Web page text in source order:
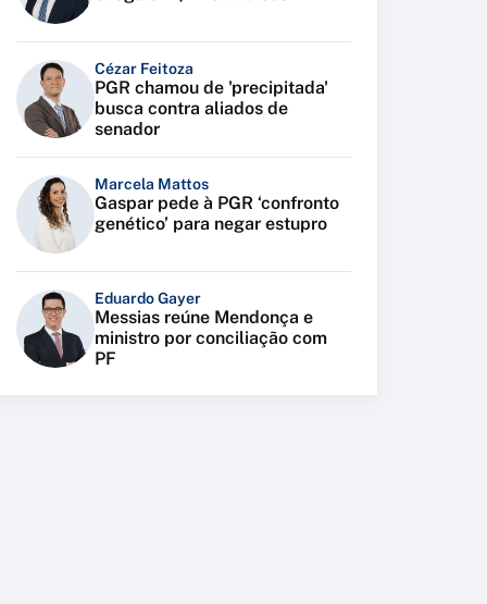
Cézar Feitoza
PGR chamou de 'precipitada'
busca contra aliados de
senador
Marcela Mattos
Gaspar pede à PGR ‘confronto
genético’ para negar estupro
Eduardo Gayer
Messias reúne Mendonça e
ministro por conciliação com
PF